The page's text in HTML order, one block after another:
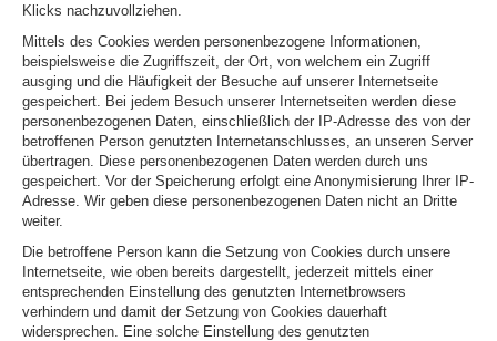
Klicks nachzuvollziehen.
Mittels des Cookies werden personenbezogene Informationen,
beispielsweise die Zugriffszeit, der Ort, von welchem ein Zugriff
ausging und die Häufigkeit der Besuche auf unserer Internetseite
gespeichert. Bei jedem Besuch unserer Internetseiten werden diese
personenbezogenen Daten, einschließlich der IP-Adresse des von der
betroffenen Person genutzten Internetanschlusses, an unseren Server
übertragen. Diese personenbezogenen Daten werden durch uns
gespeichert. Vor der Speicherung erfolgt eine Anonymisierung Ihrer IP-
Adresse. Wir geben diese personenbezogenen Daten nicht an Dritte
weiter.
Die betroffene Person kann die Setzung von Cookies durch unsere
Internetseite, wie oben bereits dargestellt, jederzeit mittels einer
entsprechenden Einstellung des genutzten Internetbrowsers
verhindern und damit der Setzung von Cookies dauerhaft
widersprechen. Eine solche Einstellung des genutzten